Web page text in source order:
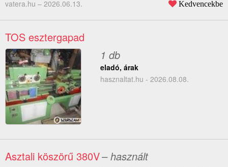
vatera.hu – 2026.06.13. Kedvencekbe
TOS esztergapad
1 db
eladó, árak
hasznaltat.hu - 2026.08.08.
Asztali köszörű 380V– használt